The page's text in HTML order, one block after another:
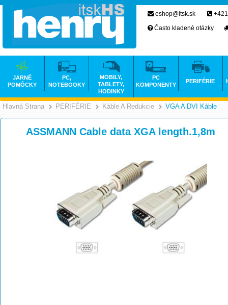
Hlavná Strana >
PERIFÉRIE >
Káble A Redukcie >
VGA A DVI Káble
ASSMANN Cable data XGA length.1,8m
eshop@itsk.sk
Často kladené otázky
JARNÉ
POMÔCKY
PC,
NOTEBOOKY
MOBILY,
TABLETY,
HODINKY
PC
KOMPONENTY
PERIFÉRIE